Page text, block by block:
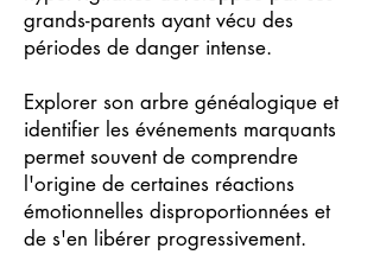
grands-parents ayant vécu des
périodes de danger intense.
Explorer son arbre généalogique et
identifier les événements marquants
permet souvent de comprendre
l'origine de certaines réactions
émotionnelles disproportionnées et
de s'en libérer progressivement.